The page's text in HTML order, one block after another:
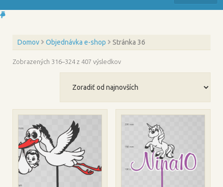
Domov Objednávka e-shop Stránka 36
Zobrazených 316–324 z 407 výsledkovZoradené